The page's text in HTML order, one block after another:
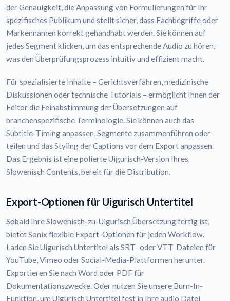
der Genauigkeit, die Anpassung von Formulierungen für Ihr
spezifisches Publikum und stellt sicher, dass Fachbegriffe oder
Markennamen korrekt gehandhabt werden. Sie können auf
jedes Segment klicken, um das entsprechende Audio zu hören,
was den Überprüfungsprozess intuitiv und effizient macht.
Für spezialisierte Inhalte – Gerichtsverfahren, medizinische
Diskussionen oder technische Tutorials – ermöglicht Ihnen der
Editor die Feinabstimmung der Übersetzungen auf
branchenspezifische Terminologie. Sie können auch das
Subtitle-Timing anpassen, Segmente zusammenführen oder
teilen und das Styling der Captions vor dem Export anpassen.
Das Ergebnis ist eine polierte Uigurisch-Version Ihres
Slowenisch Contents, bereit für die Distribution.
Export-Optionen für Uigurisch Untertitel
Sobald Ihre Slowenisch-zu-Uigurisch Übersetzung fertig ist,
bietet Sonix flexible Export-Optionen für jeden Workflow.
Laden Sie Uigurisch Untertitel als SRT- oder VTT-Dateien für
YouTube, Vimeo oder Social-Media-Plattformen herunter.
Exportieren Sie nach Word oder PDF für
Dokumentationszwecke. Oder nutzen Sie unsere Burn-In-
Funktion, um Uigurisch Untertitel fest in Ihre audio Datei